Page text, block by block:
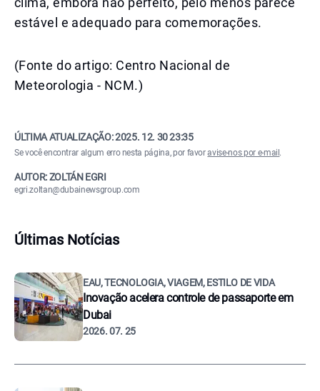
estável e adequado para comemorações.
(Fonte do artigo: Centro Nacional de
Meteorologia - NCM.)
ÚLTIMA ATUALIZAÇÃO:2025. 12. 30 23:35
Se você encontrar algum erro nesta página, por favoravise-nos por e-mail .
AUTOR: ZOLTÁN EGRI
egri.zoltan@dubainewsgroup.com
Últimas Notícias
EAU, TECNOLOGIA, VIAGEM, ESTILO DE VIDA
Inovação acelera controle de passaporte em
Dubai
2026. 07. 25